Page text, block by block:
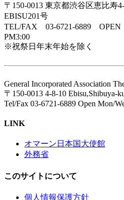
〒150-0013 東京都渋谷区恵比寿
EBISU201号
TEL/FAX 03-6721-6889
PM3:00
※祝祭日年末年始を除く
General Incorporated Association
〒150-0013 4-8-10 Ebisu,Shibuya-
Tel/Fax 03-6721-6889 Open Mon/
LINK
オマーン日本国大使館
外務省
このサイトについて
個人情報保護方針